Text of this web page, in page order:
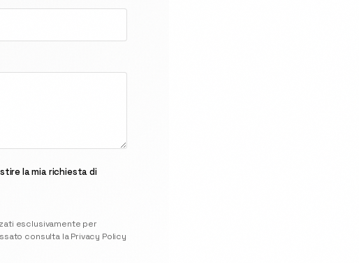
la mia richiesta di
esclusivamente per
consulta la Privacy Policy